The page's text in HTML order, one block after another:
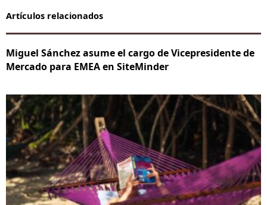
Artículos relacionados
Miguel Sánchez asume el cargo de Vicepresidente de
Mercado para EMEA en SiteMinder